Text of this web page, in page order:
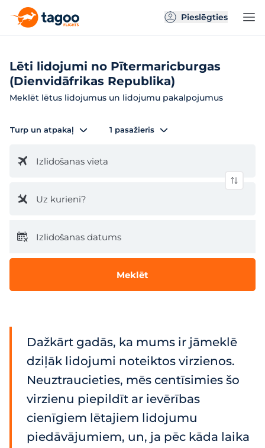
Pieslēgties
Lēti lidojumi no Pītermaricburgas
(Dienvidāfrikas Republika)
Meklēt lētus lidojumus un lidojumu pakalpojumus
Turp un atpakaļ 1 pasažieris
Izlidošanas vieta
Uz kurieni?
Izlidošanas datums
Meklēt
Dažkārt gadās, ka mums ir jāmeklē
dziļāk lidojumi noteiktos virzienos.
Neuztraucieties, mēs centīsimies šo
virzienu piepildīt ar ievērības
cienīgiem lētajiem lidojumu
piedāvājumiem, un, ja pēc kāda laika